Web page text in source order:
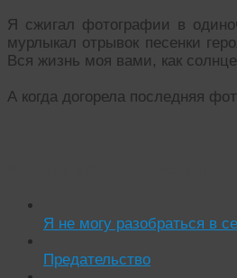
Я сжигал фотографии в
мурлыкал отрывок песенки
Вся жизнь моя вами, как
А когда догорела последняя
Я не могу разобраться в
Предательство